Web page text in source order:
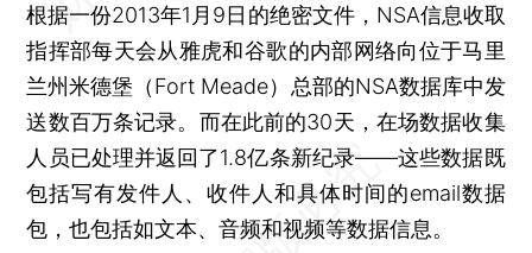
根据一份2013年1月9日的绝密文件，NSA信息收取
指挥部每天会从雅虎和谷歌的内部网络向位于马里
兰州米德堡（Fort Meade）总部的NSA数据库中发
送数百万条记录。而在此前的30天，在场数据收集
人员已处理并返回了1.8亿条新纪录——这些数据既
包括写有发件人、收件人和具体时间的email数据
包，也包括如文本、音频和视频等数据信息。